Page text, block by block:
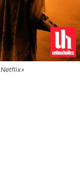
Netflix»